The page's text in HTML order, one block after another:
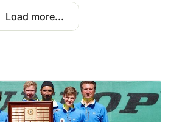
Load more...